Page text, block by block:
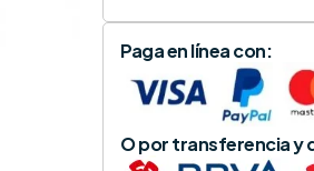
Paga en línea con:
O por transferencia y